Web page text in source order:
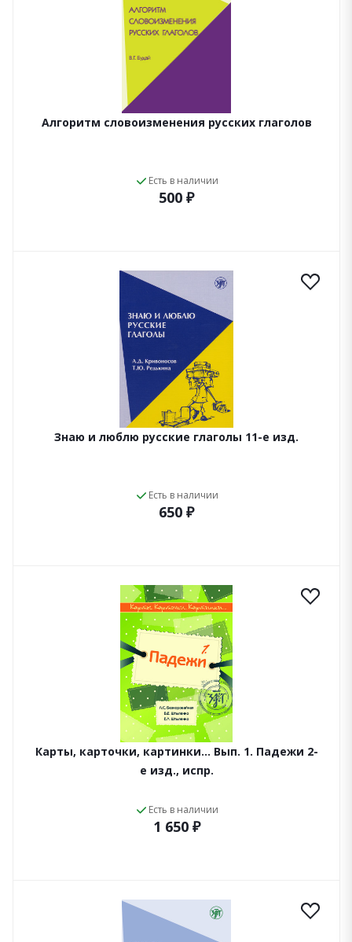
Алгоритм словоизменения русских глаголов
Есть в наличии
500 ₽
Знаю и люблю русские глаголы 11-е изд.
Есть в наличии
650 ₽
Карты, карточки, картинки... Вып. 1. Падежи 2-
е изд., испр.
Есть в наличии
1 650 ₽